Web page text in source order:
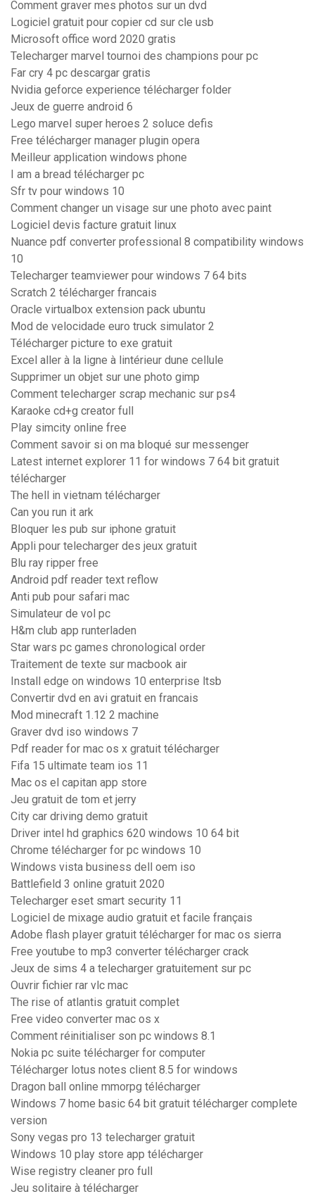
Comment graver mes photos sur un dvd
Logiciel gratuit pour copier cd sur cle usb
Microsoft office word 2020 gratis
Telecharger marvel tournoi des champions pour pc
Far cry 4 pc descargar gratis
Nvidia geforce experience télécharger folder
Jeux de guerre android 6
Lego marvel super heroes 2 soluce defis
Free télécharger manager plugin opera
Meilleur application windows phone
I am a bread télécharger pc
Sfr tv pour windows 10
Comment changer un visage sur une photo avec paint
Logiciel devis facture gratuit linux
Nuance pdf converter professional 8 compatibility windows
10
Telecharger teamviewer pour windows 7 64 bits
Scratch 2 télécharger francais
Oracle virtualbox extension pack ubuntu
Mod de velocidade euro truck simulator 2
Télécharger picture to exe gratuit
Excel aller à la ligne à lintérieur dune cellule
Supprimer un objet sur une photo gimp
Comment telecharger scrap mechanic sur ps4
Karaoke cd+g creator full
Play simcity online free
Comment savoir si on ma bloqué sur messenger
Latest internet explorer 11 for windows 7 64 bit gratuit
télécharger
The hell in vietnam télécharger
Can you run it ark
Bloquer les pub sur iphone gratuit
Appli pour telecharger des jeux gratuit
Blu ray ripper free
Android pdf reader text reflow
Anti pub pour safari mac
Simulateur de vol pc
H&m club app runterladen
Star wars pc games chronological order
Traitement de texte sur macbook air
Install edge on windows 10 enterprise ltsb
Convertir dvd en avi gratuit en francais
Mod minecraft 1.12 2 machine
Graver dvd iso windows 7
Pdf reader for mac os x gratuit télécharger
Fifa 15 ultimate team ios 11
Mac os el capitan app store
Jeu gratuit de tom et jerry
City car driving demo gratuit
Driver intel hd graphics 620 windows 10 64 bit
Chrome télécharger for pc windows 10
Windows vista business dell oem iso
Battlefield 3 online gratuit 2020
Telecharger eset smart security 11
Logiciel de mixage audio gratuit et facile français
Adobe flash player gratuit télécharger for mac os sierra
Free youtube to mp3 converter télécharger crack
Jeux de sims 4 a telecharger gratuitement sur pc
Ouvrir fichier rar vlc mac
The rise of atlantis gratuit complet
Free video converter mac os x
Comment réinitialiser son pc windows 8.1
Nokia pc suite télécharger for computer
Télécharger lotus notes client 8.5 for windows
Dragon ball online mmorpg télécharger
Windows 7 home basic 64 bit gratuit télécharger complete
version
Sony vegas pro 13 telecharger gratuit
Windows 10 play store app télécharger
Wise registry cleaner pro full
Jeu solitaire à télécharger